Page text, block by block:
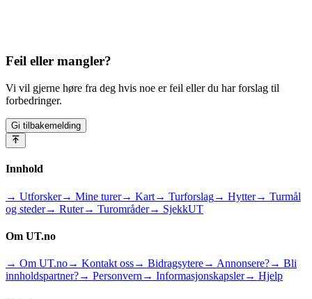
Feil eller mangler?
Vi vil gjerne høre fra deg hvis noe er feil eller du har forslag til
forbedringer.
Gi tilbakemelding
Innhold
→ Utforsker→ Mine turer→ Kart→ Turforslag→ Hytter→ Turmål
og steder→ Ruter→ Turområder→ SjekkUT
Om UT.no
→ Om UT.no→ Kontakt oss→ Bidragsytere→ Annonsere?→ Bli
innholdspartner?→ Personvern → Informasjonskapsler→ Hjelp